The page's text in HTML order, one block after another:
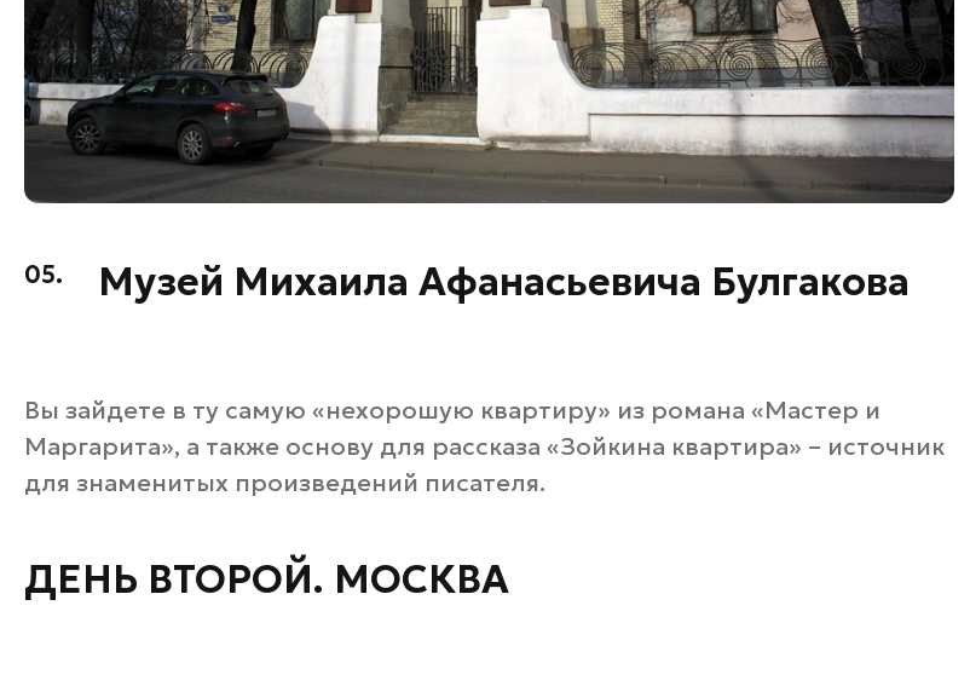
05. Музей Михаила Афанасьевича Булгакова
Вы зайдете в ту самую «нехорошую квартиру» из романа «Мастер и
Маргарита», а также основу для рассказа «Зойкина квартира» – источник
для знаменитых произведений писателя.
ДЕНЬ ВТОРОЙ. МОСКВА